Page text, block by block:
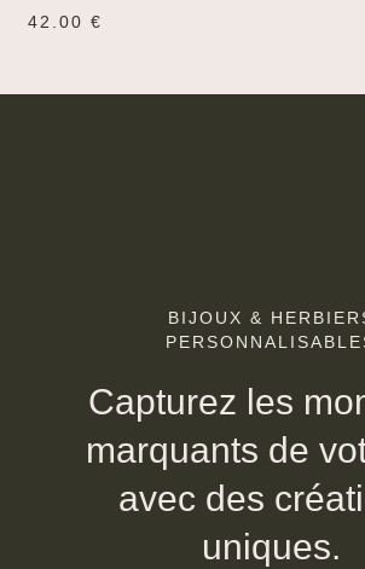
42.00€
BIJOUX &
Capturez les
marquants de
avec des
uniques.